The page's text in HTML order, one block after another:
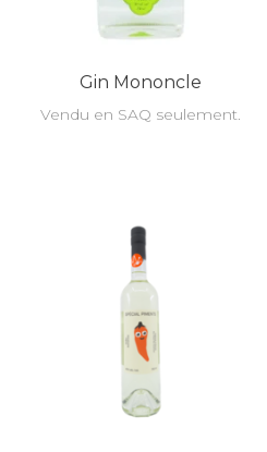
Gin Mononcle
Vendu en SAQ seulement.